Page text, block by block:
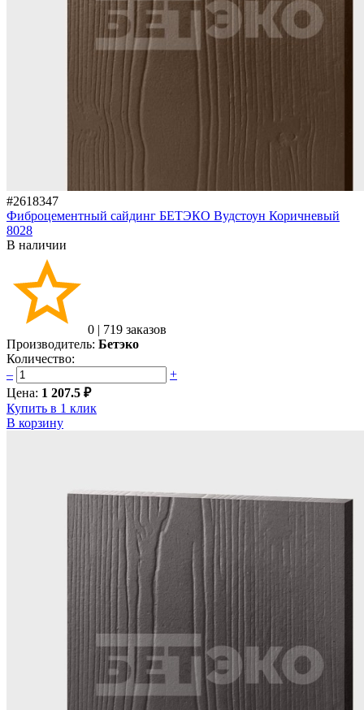
#2618347
Фиброцементный сайдинг БЕТЭКО Вудстоун Коричневый
8028
В наличии
0 | 719 заказов
Производитель: Бетэко
Количество:
–
+
Цена: 1 207.5 ₽
Купить в 1 клик
В корзину